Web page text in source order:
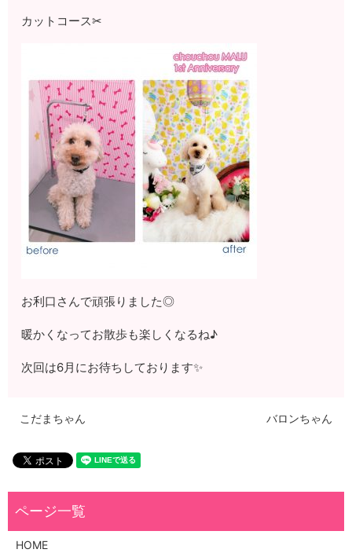
カットコース✂
お利口さんで頑張りました◎
暖かくなってお散歩も楽しくなるね♪
次回は6月にお待ちしております✨
こだまちゃん バロンちゃん
HOME